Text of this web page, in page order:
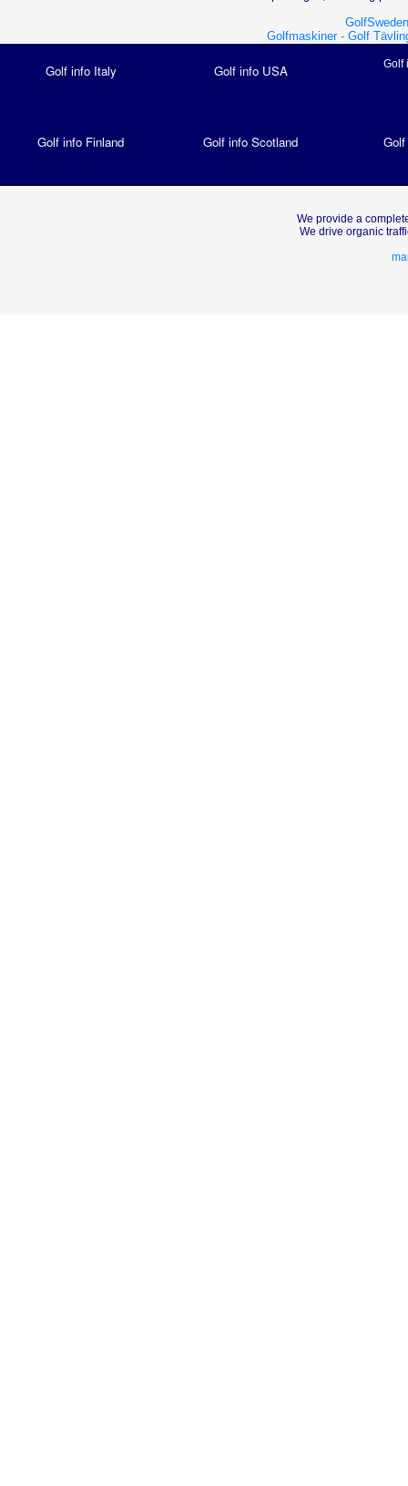
Golfmaskiner - Golf
Golf info Italy Golf info USA Golf
Golf info Finland Golf info Scotland
We provide a
We drive organic